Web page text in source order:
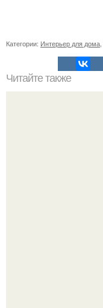
Категории: Интерьер для дома
Читайте также